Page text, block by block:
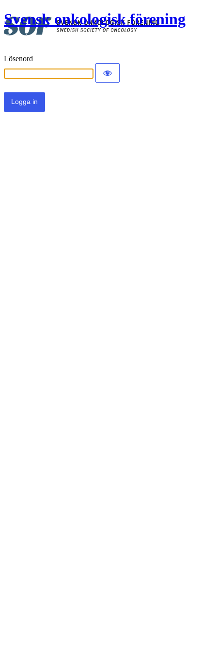
Svensk onkologisk förening
Lösenord